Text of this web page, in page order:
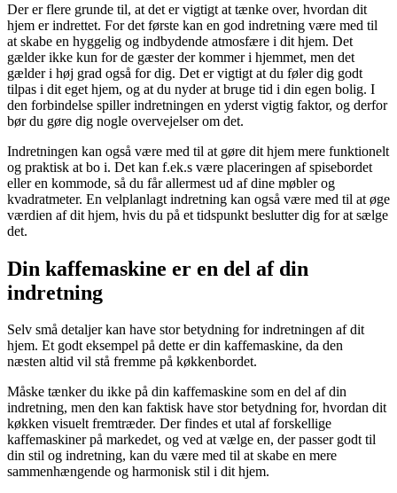
Der er flere grunde til, at det er vigtigt at tænke over, hvordan dit
hjem er indrettet. For det første kan en god indretning være med til
at skabe en hyggelig og indbydende atmosfære i dit hjem. Det
gælder ikke kun for de gæster der kommer i hjemmet, men det
gælder i høj grad også for dig. Det er vigtigt at du føler dig godt
tilpas i dit eget hjem, og at du nyder at bruge tid i din egen bolig. I
den forbindelse spiller indretningen en yderst vigtig faktor, og derfor
bør du gøre dig nogle overvejelser om det.
Indretningen kan også være med til at gøre dit hjem mere funktionelt
og praktisk at bo i. Det kan f.ek.s være placeringen af spisebordet
eller en kommode, så du får allermest ud af dine møbler og
kvadratmeter. En velplanlagt indretning kan også være med til at øge
værdien af dit hjem, hvis du på et tidspunkt beslutter dig for at sælge
det.
Din kaffemaskine er en del af din
indretning
Selv små detaljer kan have stor betydning for indretningen af dit
hjem. Et godt eksempel på dette er din kaffemaskine, da den
næsten altid vil stå fremme på køkkenbordet.
Måske tænker du ikke på din kaffemaskine som en del af din
indretning, men den kan faktisk have stor betydning for, hvordan dit
køkken visuelt fremtræder. Der findes et utal af forskellige
kaffemaskiner på markedet, og ved at vælge en, der passer godt til
din stil og indretning, kan du være med til at skabe en mere
sammenhængende og harmonisk stil i dit hjem.